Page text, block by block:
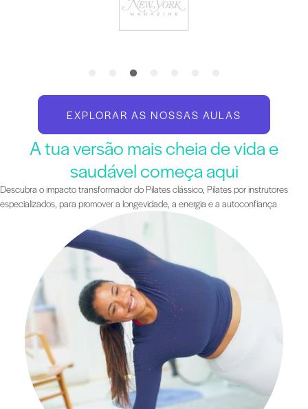
EXPLORAR AS NOSSAS AULAS
A tua versão mais cheia de vida e
saudável começa aqui
Descubra o impacto transformador do Pilates clássico, Pilates por instrutores
especializados, para promover a longevidade, a energia e a autoconfiança